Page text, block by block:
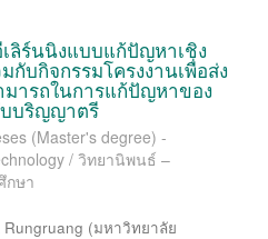
เลิร์นนิงแบบแก้ปัญหาเชิง
กับกิจกรรมโครงงานเพื่อส่ง
มารถในการแก้ปัญหาของ
บริญญาตรี
(Master's degree) -
/ วิทยานิพนธ์ –
กษา
(มหาวิทยาลัย